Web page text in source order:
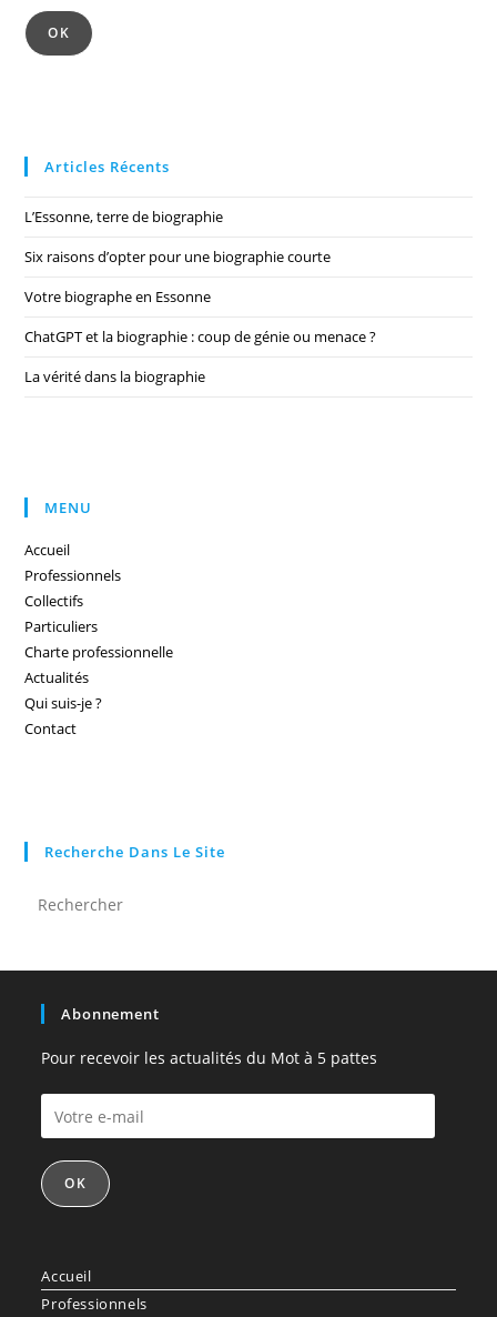
mail
OK
Articles Récents
L’Essonne, terre de biographie
Six raisons d’opter pour une biographie courte
Votre biographe en Essonne
ChatGPT et la biographie : coup de génie ou menace ?
La vérité dans la biographie
MENU
Accueil
Professionnels
Collectifs
Particuliers
Charte professionnelle
Actualités
Qui suis-je ?
Contact
Recherche Dans Le Site
Abonnement
Pour recevoir les actualités du Mot à 5 pattes
Votre
e-
mail
OK
Accueil
Professionnels